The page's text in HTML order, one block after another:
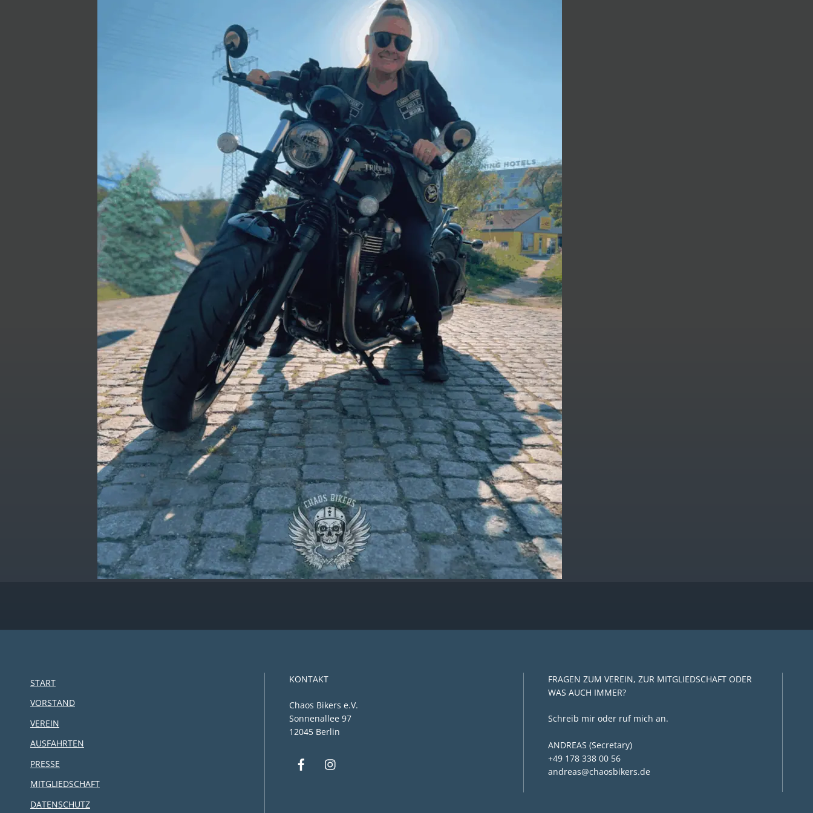
START
VORSTAND
VEREIN
AUSFAHRTEN
PRESSE
MITGLIEDSCHAFT
DATENSCHUTZ
KONTAKT
Chaos Bikers e.V.
Sonnenallee 97
12045 Berlin
FRAGEN ZUM VEREIN, ZUR MITGLIEDSCHAFT ODER
WAS AUCH IMMER?
Schreib mir oder ruf mich an.
ANDREAS (Secretary)
+49 178 338 00 56
andreas@chaosbikers.de